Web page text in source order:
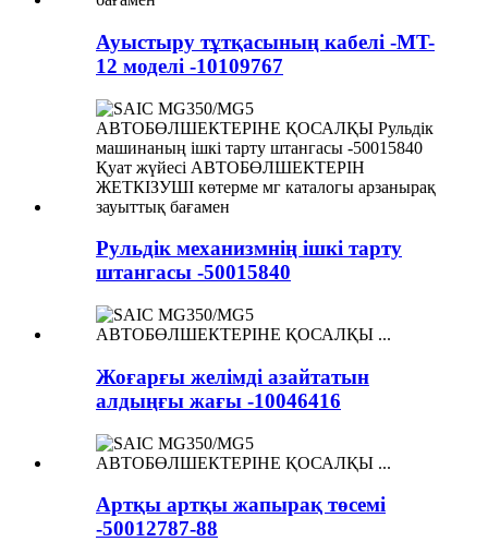
Ауыстыру тұтқасының кабелі -MT-
12 моделі -10109767
Рульдік механизмнің ішкі тарту
штангасы -50015840
Жоғарғы желімді азайтатын
алдыңғы жағы -10046416
Артқы артқы жапырақ төсемі
-50012787-88